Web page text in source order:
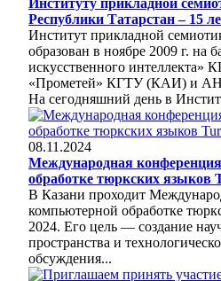
Республики Татарстан – 15
Институт прикладной
образован в ноябре 2009 г.
искусственного
«Прометей» КГТУ (КАИ) и
На сегодняшний день в
08.11.2024
Международная
обработке тюркских языков
В Казани проходит
компьютерной обработке
2024. Его цель — создание
пространства и
обсуждения...